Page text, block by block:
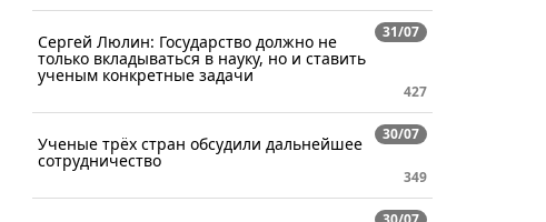
31/07
Сергей Люлин: Государство должно не
только вкладываться в науку, но и ставить
ученым конкретные задачи
427
30/07
Ученые трёх стран обсудили дальнейшее
сотрудничество
349